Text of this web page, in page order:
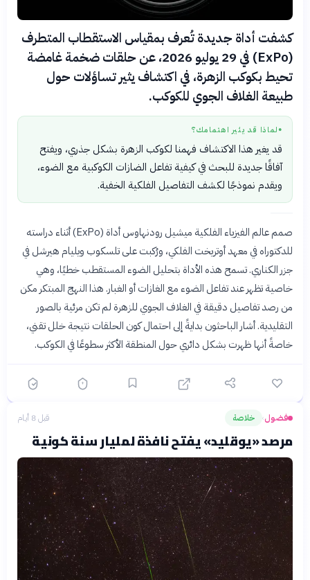
كشفت أداة جديدة تُعرف بمقياس الاستقطاب المتطرف
(ExPo) في 29 يوليو 2026، عن حلقات ضخمة غامضة
تحيط بكوكب الزهرة، في اكتشاف يثير تساؤلات حول
طبيعة الغلاف الجوي للكوكب.
● لماذا قد يثير اهتمامك؟
قد يغير هذا الاكتشاف فهمنا لكوكب الزهرة بشكل جذري، ويفتح
آفاقًا جديدة للبحث في كيفية تفاعل الضازات الكوكبية مع الضوء،
ويقدم نموذجًا لكشف التفاصيل الفلكية الخفية.
صمم عالم الفيزياء الفلكية ميشيل رودنهاوس أداة (ExPo) أثناء دراسته
للدكتوراه في معهد أوتريخت الفلكي، ورُكبت على تلسكوب ويليام هيرشل في
جزر الكناري. تسمح هذه الأداة بتحليل الضوء المستقطب خطيًا، وهي
خاصية تظهر عند تفاعل الضوء مع الغازات أو الغبار. هذا النهج المبتكر مكن
من رصد تفاصيل دقيقة في الغلاف الجوي للزهرة لم تكن مرئية بالصور
التقليدية. أشار الباحثون بدايةً إلى احتمال كون الحلقات نتيجة خلل تقني،
خاصةً أنها ظهرت بشكل دائري حول المنطقة الأكثر سطوعًا في الكوكب.
فضول› خلاصة قبل 8 أيام
مرصد «يوقليد» يفتح نافذة لمليار سنة كونية